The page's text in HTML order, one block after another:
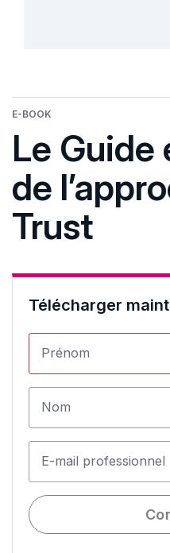
E-BOOK
Le Guide
de
Trust
Télécharger
Prénom
Nom
E-mail professionnel